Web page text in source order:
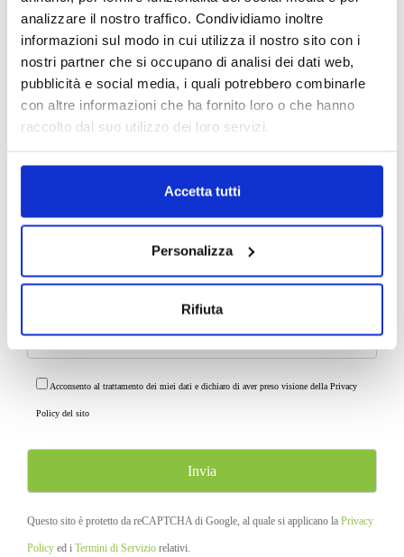
analizzare il nostro traffico. Condividiamo inoltre
informazioni sul modo in cui utilizza il nostro sito con i
nostri partner che si occupano di analisi dei dati web,
pubblicità e social media, i quali potrebbero combinarle
con altre informazioni che ha fornito loro o che hanno
raccolto dal suo utilizzo dei loro servizi.
Accetta tutti
Personalizza
Rifiuta
Acconsento al trattamento dei miei dati e dichiaro di aver preso visione della Privacy
Policy del sito
Questo sito è protetto da reCAPTCHA di Google, al quale si applicano la Privacy
Policy ed i Termini di Servizio relativi.